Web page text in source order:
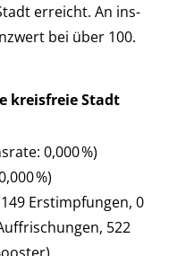
er­reicht. An ins­
bei über 100.
kreis­freie Stadt
0,000 %)
%)
Erst­imp­fun­gen, 0
522